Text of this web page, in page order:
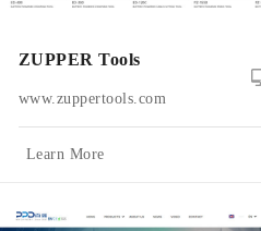
ZUPPER Tools
www.zuppertools.com
Learn More